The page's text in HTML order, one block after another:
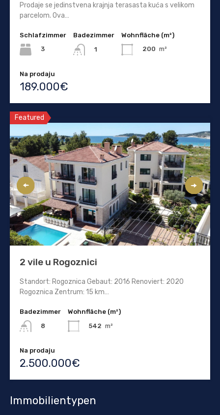
Prodaje se jedinstvena krajnja terasasta kuća s velikom
parcelom. Ova…
Schlafzimmer
3
Badezimmer
1
Wohnfläche (m²)
200 m²
Na prodaju
189.000€
Featured
2 vile u Rogoznici
Standort: Rogoznica Gebaut: 2016 Renoviert: 2020
Rogoznica Zentrum: 15 km…
Badezimmer
8
Wohnfläche (m²)
542 m²
Na prodaju
2.500.000€
Immobilientypen